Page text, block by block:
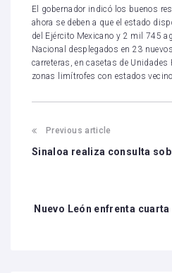
El gobernador indicó los buenos
ahora se deben a que el estado
del Ejército Mexicano y 2 mil 745
Nacional desplegados en 23
carreteras, en casetas de Unidades
zonas limítrofes con estados
Previous article
Sinaloa realiza consulta
Nuevo León enfrenta